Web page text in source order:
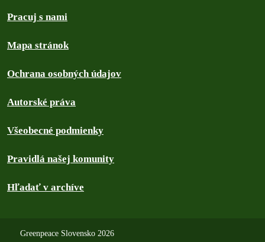
Pracuj s nami
Mapa stránok
Ochrana osobných údajov
Autorské práva
Všeobecné podmienky
Pravidlá našej komunity
Hľadať v archíve
Greenpeace Slovensko 2026